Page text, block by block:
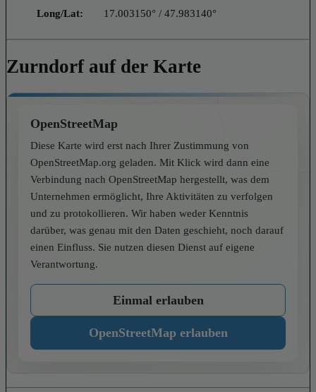
Long/Lat: 17.003150° / 47.983140°
Zurndorf auf der Karte
OpenStreetMap
Diese Karte wird erst nach Ihrer Zustimmung von
OpenStreetMap.org geladen. Mit Klick wird dann eine
Verbindung nach OpenStreetMap hergestellt, was dem
Unternehmen ermöglicht, Ihre Aktivitäten zu verfolgen
und zu protokollieren. Wir haben weder Kenntnis
darüber, was genau mit den Daten geschieht, noch darauf
einen Einfluss. Sie nutzen diesen Dienst auf eigene
Verantwortung.
Einmal erlauben
OpenStreetMap erlauben